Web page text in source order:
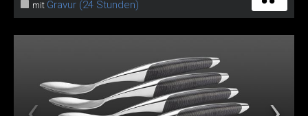
mit Gravur (24 Stunden)